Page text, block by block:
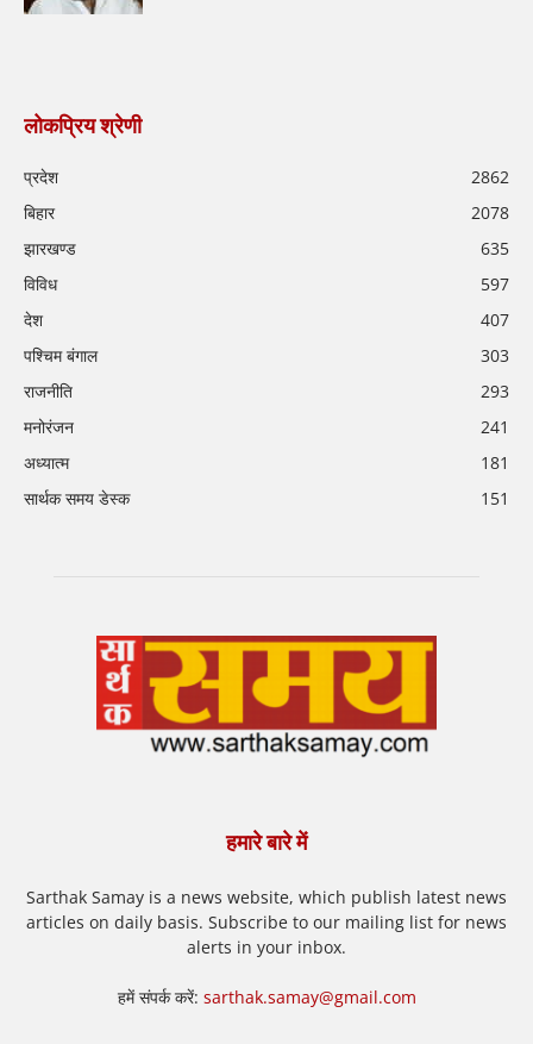
लोकप्रिय श्रेणी
प्रदेश
2862
बिहार
2078
झारखण्ड
635
विविध
597
देश
407
पश्चिम बंगाल
303
राजनीति
293
मनोरंजन
241
अध्यात्म
181
सार्थक समय डेस्क
151
हमारे बारे में
Sarthak Samay is a news website, which publish latest news
articles on daily basis. Subscribe to our mailing list for news
alerts in your inbox.
हमें संपर्क करें: sarthak.samay@gmail.com